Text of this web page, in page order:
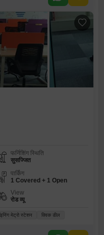
फर्निशिंग स्थिति
सुसज्जित
पार्किंग
1 Covered + 1 Open
View
रोड व्यू
मेट्रो स्टेशन क्विक डील